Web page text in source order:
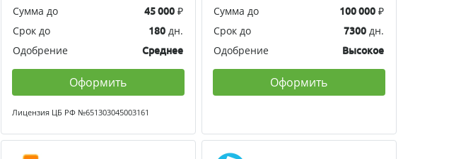
Сумма до 45 000 ₽
Срок до
180 дн.
Одобрение
Среднее
Оформить
Лицензия ЦБ РФ №651303045003161
Сумма до 100 000₽
Срок до
7300дн.
Одобрение
Высокое
Оформить